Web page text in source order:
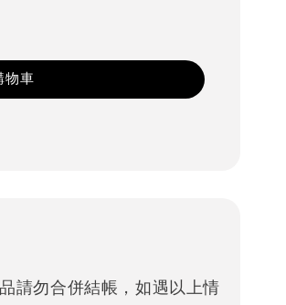
物車
請勿合併結帳，如遇以上情